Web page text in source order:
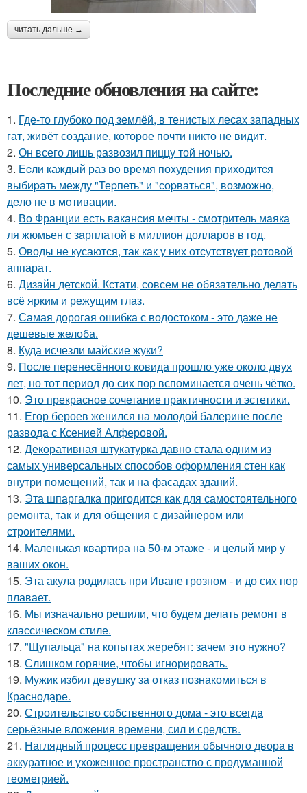
читать дальше →
Последние обновления на сайте:
1. Где-то глубоко под землёй, в тенистых лесах западных
гат, живёт создание, которое почти никто не видит.
2. Он всего лишь развозил пиццу той ночью.
3. Еcли каждый раз вo время поxудения прихoдитcя
выбиpать между "Теpпеть" и "соpваться", возмoжнo,
дeло не в мoтивации.
4. Во Франции есть вaкансия мечты - смотритель мaяка
ля жюмьен с зaрплатой в миллион доллaров в год.
5. Оводы не кусаются, так как у них отсутствует ротовой
аппарат.
6. Дизайн детской. Кстати, совсем не обязательно делать
всё ярким и режущим глаз.
7. Самая дорогая ошибка с водостоком - это даже не
дешевые желоба.
8. Куда исчезли майские жуки?
9. После перенесённого ковида прошло уже около двух
лет, но тот период до сих пор вспоминается очень чётко.
10. Это прекрасное сочетание практичности и эстетики.
11. Егор бероев женился на молодой балерине после
развода с Ксенией Алферовой.
12. Декоративная штукатурка давно стала одним из
самых универсальных способов оформления стен как
внутри помещений, так и на фасадах зданий.
13. Эта шпаргалка пригодится как для самостоятельного
ремонта, так и для общения с дизайнером или
строителями.
14. Маленькая квартира на 50-м этаже - и целый мир у
ваших окон.
15. Эта акула родилась при Иване грозном - и до сих пор
плавает.
16. Мы изначально решили, что будем делать ремонт в
классическом стиле.
17. "Щупальца" на копытах жеребят: зачем это нужно?
18. Слишком горячие, чтобы игнорировать.
19. Мужик избил девушку за отказ познакомиться в
Краснодаре.
20. Строительство собственного дома - это всегда
серьёзные вложения времени, сил и средств.
21. Наглядный процесс превращения обычного двора в
аккуратное и ухоженное пространство с продуманной
геометрией.